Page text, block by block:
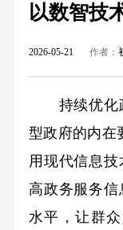
以数智技
2026-05-21 作者：
持续优化政
型政府的内在
用现代信息
高政务服务
水平，让群